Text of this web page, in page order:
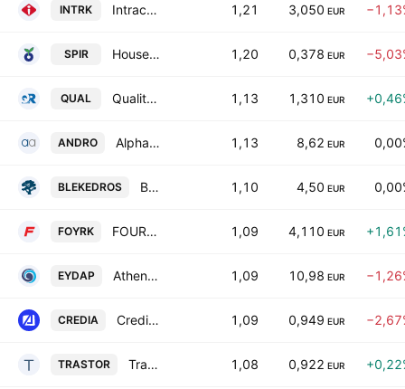
INTRK Intracom Holdings SA 1,21 3,050 EUR
SPIR House of Agriculture Spirou SA 1,20 0,378 EUR
QUAL Quality & Reliability S.A. 1,13 1,310 EUR
ANDRO Alpha Trust Andromeda Investment Trust SA 1,13 8,62 EUR
BLEKEDROS Ble Kedros REIC SA 1,10 4,50 EUR
FOYRK FOURLIS HOLDINGS S.A. 1,09 4,110 EUR
EYDAP Athens Water Supply and Sewerage Company S.A. 1,09 10,98 EUR
CREDIA CrediaBank S.A. 1,09 0,949 EUR
TRASTOR Trastor Real Estate Investment Company S.A. 1,08 0,922 EUR